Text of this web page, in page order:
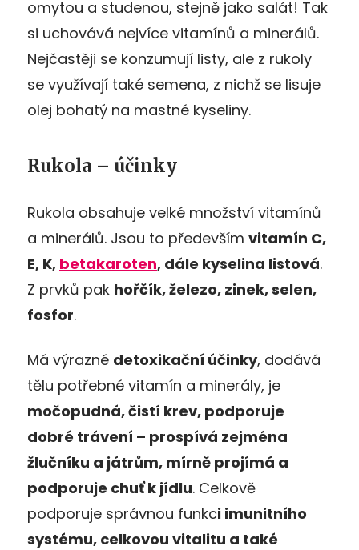
omytou a studenou, stejně jako salát! Tak
si uchovává nejvíce vitamínů a minerálů.
Nejčastěji se konzumují listy, ale z rukoly
se využívají také semena, z nichž se lisuje
olej bohatý na mastné kyseliny.
Rukola – účinky
Rukola obsahuje velké množství vitamínů
a minerálů. Jsou to především vitamín C,
E, K, betakaroten, dále kyselina listová.
Z prvků pak hořčík, železo, zinek, selen,
fosfor.
Má výrazné detoxikační účinky, dodává
tělu potřebné vitamín a minerály, je
močopudná, čistí krev, podporuje
dobré trávení – prospívá zejména
žlučníku a játrům, mírně projímá a
podporuje chuť k jídlu. Celkově
podporuje správnou funkci imunitního
systému, celkovou vitalitu a také